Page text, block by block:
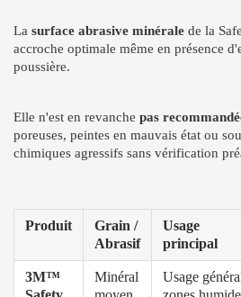
La surface abrasive minérale de la
accroche optimale même en présence
poussière.
Elle n'est en revanche pas
poreuses, peintes en mauvais état ou
chimiques agressifs sans vérification
Produit
Grain /
Abrasif
Usage
principal
3M™
Minéral
Usage